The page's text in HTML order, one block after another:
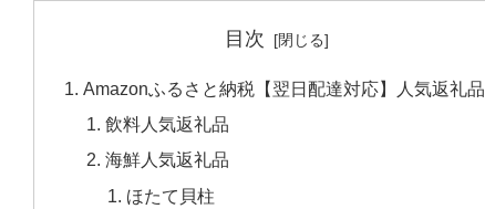
目次
Amazonふるさと納税【翌日配達対応】人気返礼品
飲料人気返礼品
海鮮人気返礼品
ほたて貝柱